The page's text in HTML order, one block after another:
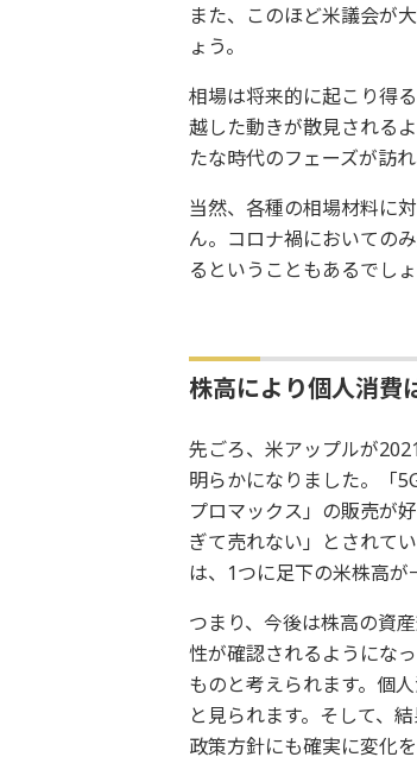
また、このほど米議会が
ょう。
相場は将来的に起こり得
越した動きが散見される
たな時代のフェーズが訪
当然、各種の相場材料に
ん。コロナ禍においての
るということもあるでしょ
株高により個人消費
先ごろ、米アップルが
明らかになりました。「
プロマックス」の販売が
ぎて売れない」とされて
は、1つに足下の米株高が
つまり、今後は株高の資
性が確認されるようにな
ものと考えられます。個
と見られます。そして、
政策方針にも確実に変化